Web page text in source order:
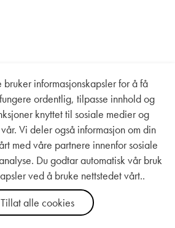
informasjonskapsler for å få
ordentlig, tilpasse innhold og
knyttet til sosiale medier og
Vi deler også informasjon om din
med våre partnere innenfor sosiale
Du godtar automatisk vår bruk
ved å bruke nettstedet vårt..
Tillat alle cookies